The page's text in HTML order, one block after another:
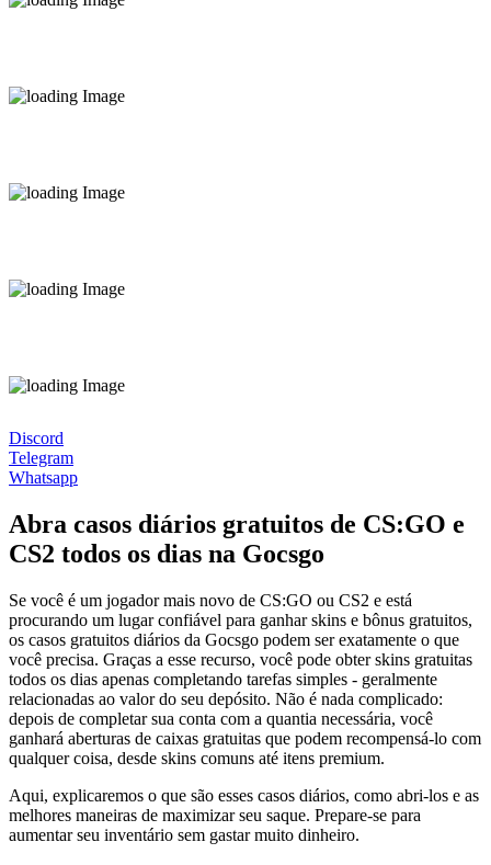
Discord
Telegram
Whatsapp
Abra casos diários gratuitos de CS:GO e
CS2 todos os dias na Gocsgo
Se você é um jogador mais novo de CS:GO ou CS2 e está
procurando um lugar confiável para ganhar skins e bônus gratuitos,
os casos gratuitos diários da Gocsgo podem ser exatamente o que
você precisa. Graças a esse recurso, você pode obter skins gratuitas
todos os dias apenas completando tarefas simples - geralmente
relacionadas ao valor do seu depósito. Não é nada complicado:
depois de completar sua conta com a quantia necessária, você
ganhará aberturas de caixas gratuitas que podem recompensá-lo com
qualquer coisa, desde skins comuns até itens premium.
Aqui, explicaremos o que são esses casos diários, como abri-los e as
melhores maneiras de maximizar seu saque. Prepare-se para
aumentar seu inventário sem gastar muito dinheiro.